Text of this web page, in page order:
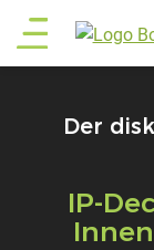
Direkt
zum
Inhalt
Main
menu
Der
TitreIP-